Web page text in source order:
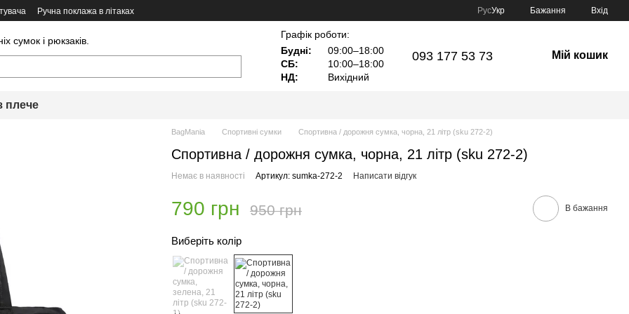
Ручна поклажа в літаках РусУкр Бажання Вхід
сумок і рюкзаків.
Графік роботи:
Будні:
09:00–18:00
СБ:
10:00–18:00
НД:
Вихідний
093 177 53 73 Мій кошик
плече
BagMania Спортивні сумки Спортивна / дорожня сумка, чорна, 21 літр (sku 272-2)
Спортивна / дорожня сумка, чорна, 21 літр (sku 272-2)
Немає в наявності Артикул: sumka-272-2 Написати відгук
790 грн 950 грн В бажання
Виберіть колір